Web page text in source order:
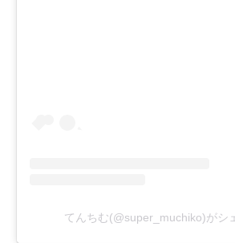
てんちむ(@super_muchiko)がシ